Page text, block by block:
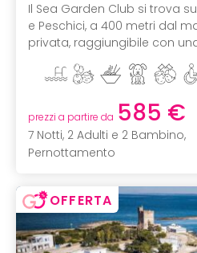
Il Sea Garden Club si trova
e Peschici, a 400 metri dal
privata, raggiungibile con
prezzi a partire da 585 €
7 Notti, 2 Adulti e 2 Bambino,
Pernottamento
OFFERTA